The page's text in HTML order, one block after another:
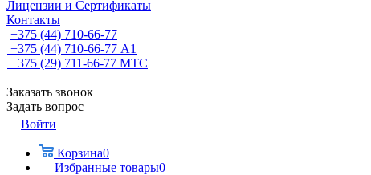
Лицензии и Сертификаты
Контакты
+375 (44) 710-66-77
+375 (44) 710-66-77 А1
+375 (29) 711-66-77 МТС
Заказать звонок
Задать вопрос
Войти
Корзина0
Избранные товары0